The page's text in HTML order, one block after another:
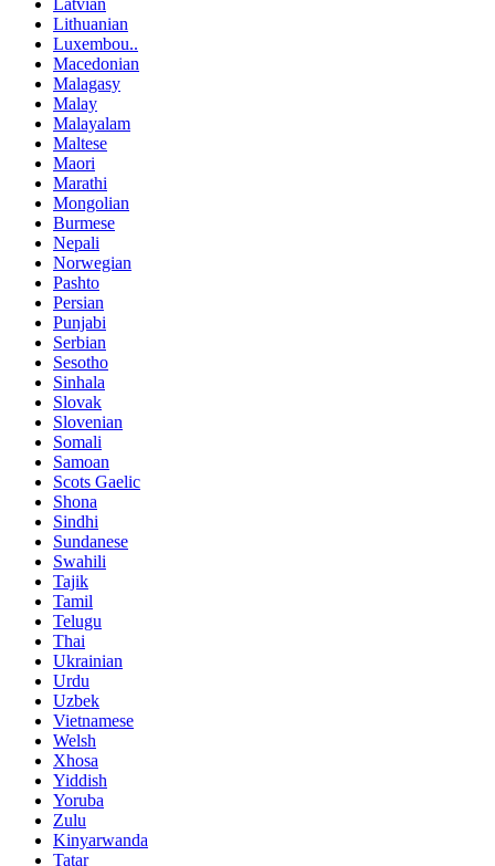
Lithuanian
Luxembou..
Macedonian
Malagasy
Malay
Malayalam
Maltese
Maori
Marathi
Mongolian
Burmese
Nepali
Norwegian
Pashto
Persian
Punjabi
Serbian
Sesotho
Sinhala
Slovak
Slovenian
Somali
Samoan
Scots Gaelic
Shona
Sindhi
Sundanese
Swahili
Tajik
Tamil
Telugu
Thai
Ukrainian
Urdu
Uzbek
Vietnamese
Welsh
Xhosa
Yiddish
Yoruba
Zulu
Kinyarwanda
Tatar